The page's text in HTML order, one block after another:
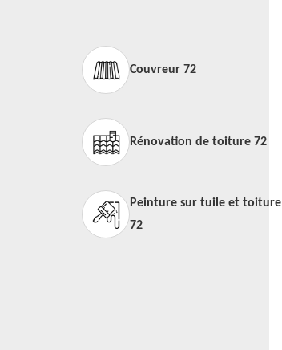
Couvreur 72
Rénovation de toiture 72
Peinture sur tuile et toiture
72